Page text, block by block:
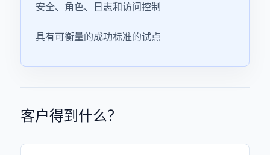
安全、角色、日志和访问控制
具有可衡量的成功标准的试点
客户得到什么？